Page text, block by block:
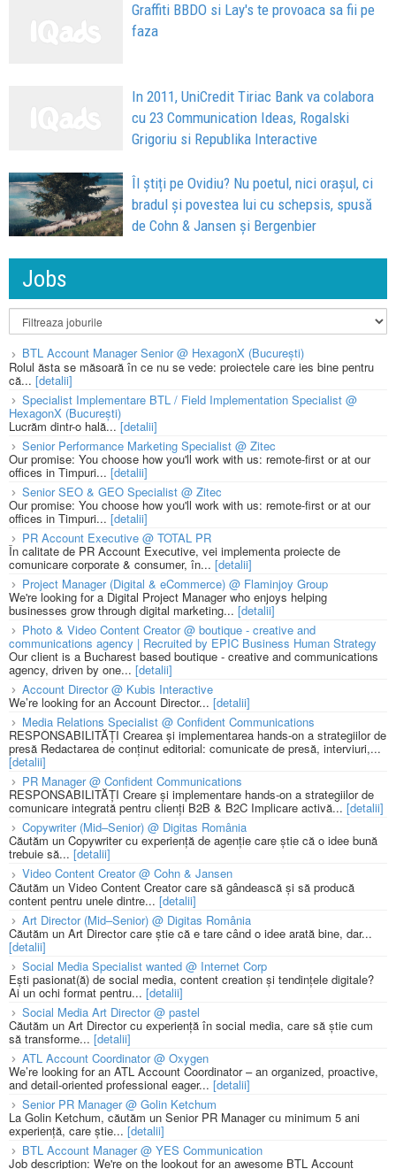
Graffiti BBDO si Lay's te provoaca sa fii pe
faza
In 2011, UniCredit Tiriac Bank va colabora
cu 23 Communication Ideas, Rogalski
Grigoriu si Republika Interactive
Îl știți pe Ovidiu? Nu poetul, nici orașul, ci
bradul și povestea lui cu schepsis, spusă
de Cohn & Jansen și Bergenbier
Jobs
BTL Account Manager Senior @ HexagonX (București)
Rolul ăsta se măsoară în ce nu se vede: proiectele care ies bine pentru
că... [detalii]
Specialist Implementare BTL / Field Implementation Specialist @
HexagonX (București)
Lucrăm dintr-o hală...[detalii]
Senior Performance Marketing Specialist @ Zitec
Our promise: You choose how you'll work with us: remote-first or at our
offices in Timpuri... [detalii]
Senior SEO & GEO Specialist @ Zitec
Our promise: You choose how you'll work with us: remote-first or at our
offices in Timpuri... [detalii]
PR Account Executive @ TOTAL PR
În calitate de PR Account Executive, vei implementa proiecte de
comunicare corporate & consumer, în... [detalii]
Project Manager (Digital & eCommerce) @ Flaminjoy Group
We're looking for a Digital Project Manager who enjoys helping
businesses grow through digital marketing... [detalii]
Photo & Video Content Creator @ boutique - creative and
communications agency | Recruited by EPIC Business Human Strategy
Our client is a Bucharest based boutique - creative and communications
agency, driven by one... [detalii]
Account Director @ Kubis Interactive
We’re looking for an Account Director... [detalii]
Media Relations Specialist @ Confident Communications
RESPONSABILITĂȚI Crearea și implementarea hands-on a strategiilor de
presă Redactarea de conținut editorial: comunicate de presă, interviuri,...
[detalii]
PR Manager @ Confident Communications
RESPONSABILITĂȚI Creare și implementare hands-on a strategiilor de
comunicare integrată pentru clienți B2B & B2C Implicare activă... [detalii]
Copywriter (Mid–Senior) @ Digitas România
Căutăm un Copywriter cu experiență de agenție care știe că o idee bună
trebuie să... [detalii]
Video Content Creator @ Cohn & Jansen
Căutăm un Video Content Creator care să gândească și să producă
content pentru unele dintre... [detalii]
Art Director (Mid–Senior) @ Digitas România
Căutăm un Art Director care știe că e tare când o idee arată bine, dar...
[detalii]
Social Media Specialist wanted @ Internet Corp
Ești pasionat(ă) de social media, content creation și tendințele digitale?
Ai un ochi format pentru... [detalii]
Social Media Art Director @ pastel
Căutăm un Art Director cu experiență în social media, care să știe cum
să transforme... [detalii]
ATL Account Coordinator @ Oxygen
We’re looking for an ATL Account Coordinator – an organized, proactive,
and detail-oriented professional eager... [detalii]
Senior PR Manager @ Golin Ketchum
La Golin Ketchum, căutăm un Senior PR Manager cu minimum 5 ani
experiență, care știe... [detalii]
BTL Account Manager @ YES Communication
Job description: We're on the lookout for an awesome BTL Account